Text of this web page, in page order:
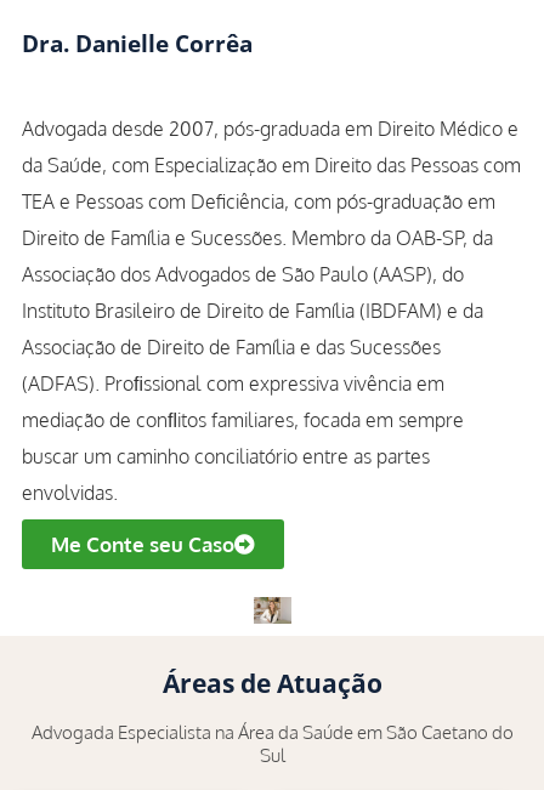
Dra. Danielle Corrêa
Advogada desde 2007, pós-graduada em Direito Médico e
da Saúde, com Especialização em Direito das Pessoas com
TEA e Pessoas com Deficiência, com pós-graduação em
Direito de Família e Sucessões. Membro da OAB-SP, da
Associação dos Advogados de São Paulo (AASP), do
Instituto Brasileiro de Direito de Família (IBDFAM) e da
Associação de Direito de Família e das Sucessões
(ADFAS). Proﬁssional com expressiva vivência em
mediação de conﬂitos familiares, focada em sempre
buscar um caminho conciliatório entre as partes
envolvidas.
Me Conte seu Caso
Áreas de Atuação
Advogada Especialista na Área da Saúde em São Caetano do
Sul